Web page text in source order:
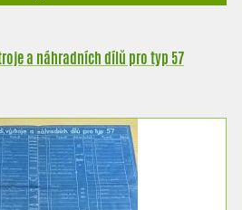
a náhradních dílů pro typ 57